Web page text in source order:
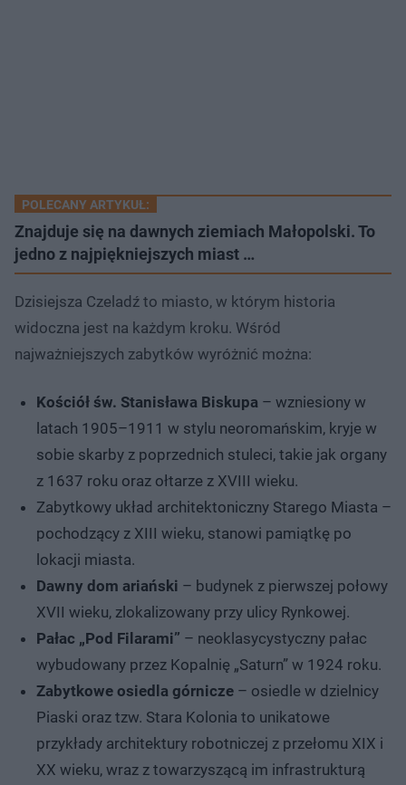
POLECANY ARTYKUŁ:
Znajduje się na dawnych ziemiach Małopolski. To
jedno z najpiękniejszych miast …
Dzisiejsza Czeladź to miasto, w którym historia
widoczna jest na każdym kroku. Wśród
najważniejszych zabytków wyróżnić można:
Kościół św. Stanisława Biskupa – wzniesiony w
latach 1905–1911 w stylu neoromańskim, kryje w
sobie skarby z poprzednich stuleci, takie jak organy
z 1637 roku oraz ołtarze z XVIII wieku.
Zabytkowy układ architektoniczny Starego Miasta –
pochodzący z XIII wieku, stanowi pamiątkę po
lokacji miasta.
Dawny dom ariański – budynek z pierwszej połowy
XVII wieku, zlokalizowany przy ulicy Rynkowej.
Pałac „Pod Filarami” – neoklasycystyczny pałac
wybudowany przez Kopalnię „Saturn” w 1924 roku.
Zabytkowe osiedla górnicze – osiedle w dzielnicy
Piaski oraz tzw. Stara Kolonia to unikatowe
przykłady architektury robotniczej z przełomu XIX i
XX wieku, wraz z towarzyszącą im infrastrukturą